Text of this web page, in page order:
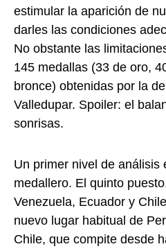
estimular la aparición de
darles las condiciones
No obstante las
145 medallas (33 de oro,
bronce) obtenidas por la
Valledupar. Spoiler: el
sonrisas.
Un primer nivel de análisis
medallero. El quinto
Venezuela, Ecuador y
nuevo lugar habitual de
Chile, que compite desde